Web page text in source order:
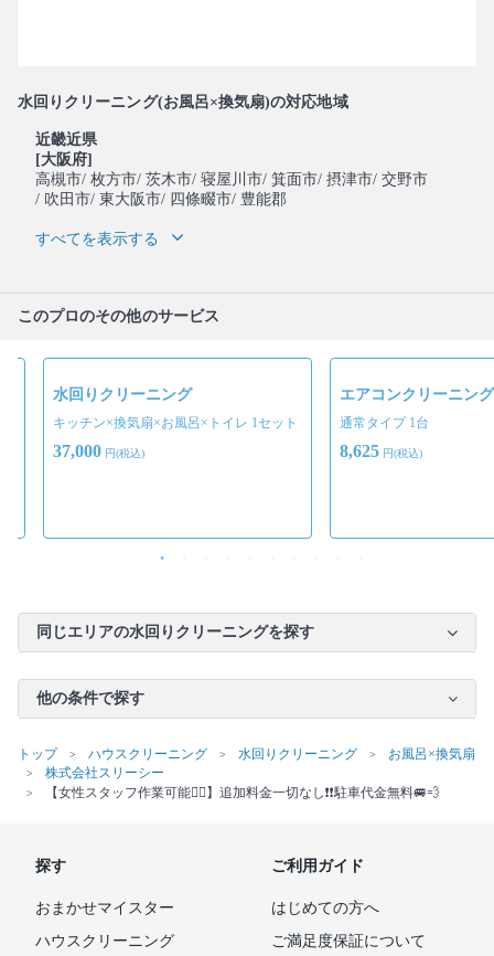
水回りクリーニング(お風呂×換気扇)の対応地域
近畿近県
[大阪府]
高槻市/ 枚方市/ 茨木市/ 寝屋川市/ 箕面市/ 摂津市/ 交野市
/ 吹田市/ 東大阪市/ 四條畷市/ 豊能郡
すべてを表示する
このプロのその他のサービス
水回りクリーニング
キッチン×換気扇×お風呂×トイレ 1セット
37,000 円(税込)
エアコンクリーニング
通常タイプ 1台
8,625 円(税込)
同じエリアの水回りクリーニングを探す
他の条件で探す
トップ ハウスクリーニング 水回りクリーニング
お風呂×換気扇
株式会社スリーシー
【女性スタッフ作業可能🙆‍♀️】追加料金一切なし❗️❗️駐車代金無料🚐💨
探す
おまかせマイスター
ハウスクリーニング
ご利用ガイド
はじめての方へ
ご満足度保証について